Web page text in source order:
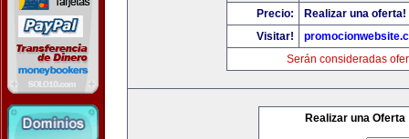
Precio:
Realizar una oferta!
Visitar!
Serán consideradas
Realizar una Oferta